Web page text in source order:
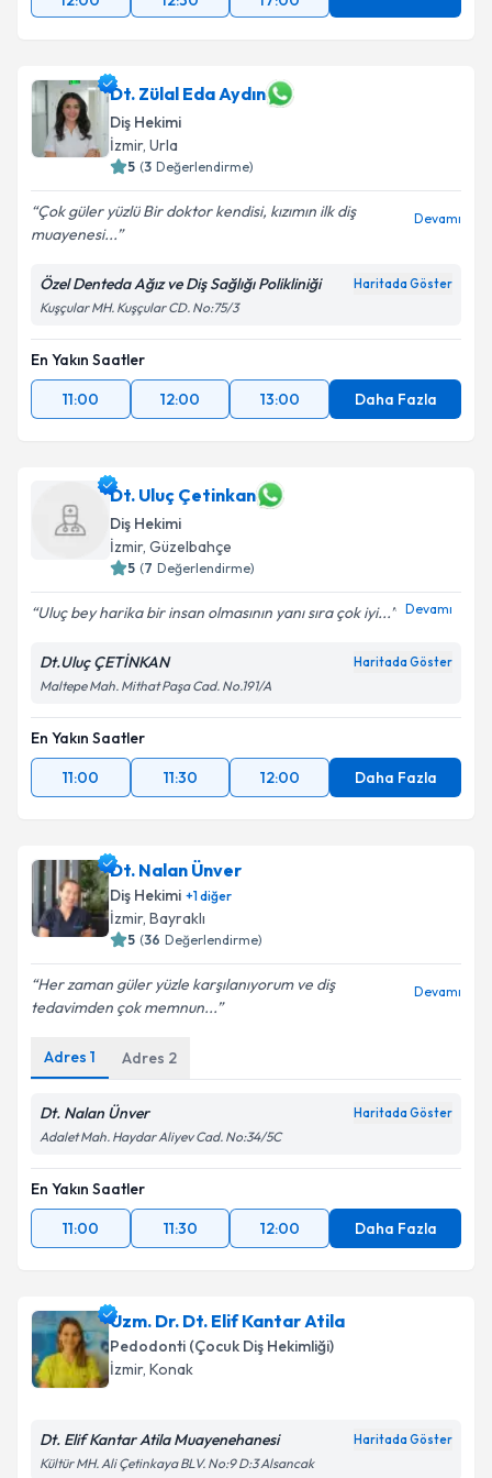
Dt. Zülal Eda Aydın
Diş Hekimi
İzmir, Urla
5 (3 Değerlendirme)
Çok güler yüzlü Bir doktor kendisi, kızımın ilk diş
muayenesi...
Devamı
Özel Denteda Ağız ve Diş Sağlığı Polikliniği Haritada Göster
Kuşçular MH. Kuşçular CD. No:75/3
En Yakın Saatler
11:00
12:00 13:00 Daha Fazla
Dt. Uluç Çetinkan
Diş Hekimi
İzmir, Güzelbahçe
5 (7 Değerlendirme)
Uluç bey harika bir insan olmasının yanı sıra çok iyi... Devamı
Dt.Uluç ÇETİNKAN Haritada Göster
Maltepe Mah. Mithat Paşa Cad. No.191/A
En Yakın Saatler
11:00
11:30 12:00 Daha Fazla
Dt. Nalan Ünver
Diş Hekimi +1diğer
İzmir, Bayraklı
5 (36 Değerlendirme)
Her zaman güler yüzle karşılanıyorum ve diş
tedavimden çok memnun...
Devamı
Adres 1 Adres 2
Dt. Nalan Ünver Haritada Göster
Adalet Mah. Haydar Aliyev Cad. No:34/5C
En Yakın Saatler
11:00
11:30 12:00 Daha Fazla
Uzm. Dr. Dt. Elif Kantar Atila
Pedodonti (Çocuk Diş Hekimliği)
İzmir, Konak
Dt. Elif Kantar Atila Muayenehanesi Haritada Göster
Kültür MH. Ali Çetinkaya BLV. No:9 D:3 Alsancak